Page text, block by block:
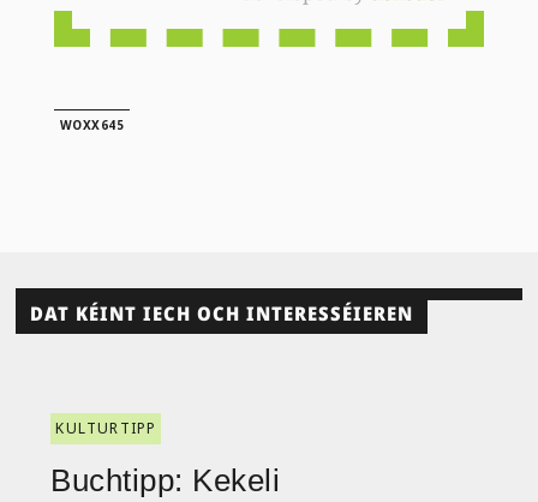
WOXX645
DAT KÉINT IECH OCH INTERESSÉIEREN
KULTURTIPP
Buchtipp: Kekeli